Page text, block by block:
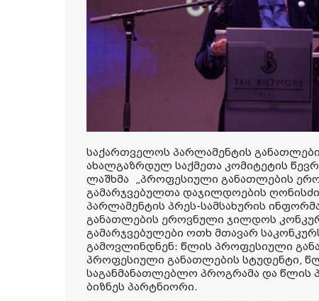
საქართველოს პარლამენტის
ახალგაზრდულ საქმეთა კომიტეტის
ლაშხმა „პროფესიული განათლების
გამარჯვებულთა დაჯილდოების
პარლამენტის პრეს-სამსახურის
განათლების ეროვნული ჯილდოს
გამარჯვებულები ოთხ მთავარ
გამოვლინდნენ: წლის პროფესიული
პროფესიული განათლების სტუდენტი,
საგანმანათლებლო პროგრამა და წლის
ბიზნეს პარტნიორი.